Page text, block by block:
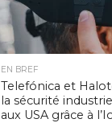
EN BREF
Telefónica et
la sécurité
aux USA grâce à